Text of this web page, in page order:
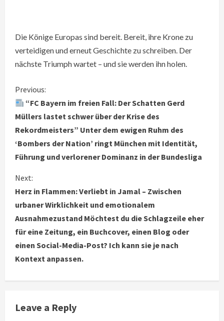
Die Könige Europas sind bereit. Bereit, ihre Krone zu
verteidigen und erneut Geschichte zu schreiben. Der
nächste Triumph wartet – und sie werden ihn holen.
C
o
n
t
i
n
u
e
R
e
a
Previous:
“FC Bayern im freien Fall: Der Schatten Gerd
Müllers lastet schwer über der Krise des
Rekordmeisters” Unter dem ewigen Ruhm des
‘Bombers der Nation’ ringt München mit Identität,
Führung und verlorener Dominanz in der Bundesliga
Next:
Herz in Flammen: Verliebt in Jamal – Zwischen
urbaner Wirklichkeit und emotionalem
Ausnahmezustand Möchtest du die Schlagzeile eher
für eine Zeitung, ein Buchcover, einen Blog oder
einen Social-Media-Post? Ich kann sie je nach
Kontext anpassen.
Leave a Reply